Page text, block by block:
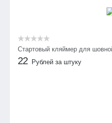
Стартовый кляймер для
22 Рублей за штуку